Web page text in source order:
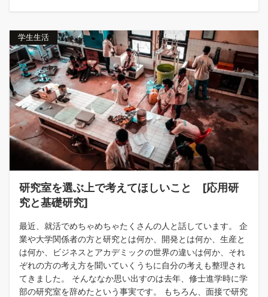
学生生活
研究室を選ぶ上で考えてほしいこと [応用研
究と基礎研究]
最近、就活でめちゃめちゃたくさんの人と話しています。 企
業や大学関係者の方と研究とは何か、開発とは何か、生産と
は何か、ビジネスとアカデミックの世界の違いは何か、それ
ぞれの方の考え方を聞いていくうちに自分の考えも整理され
てきました。 そんななか思い出すのは去年、修士進学時に学
部の研究室を辞めたという事実です。 もちろん、面接で研究